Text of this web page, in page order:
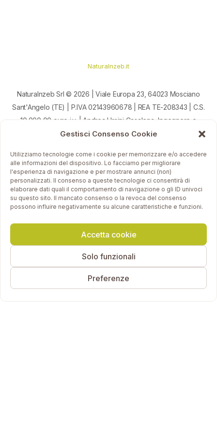
Gestisci Consenso Cookie
Utilizziamo tecnologie come i cookie per memorizzare e/o accedere
alle informazioni del dispositivo. Lo facciamo per migliorare
l'esperienza di navigazione e per mostrare annunci (non)
personalizzati. Il consenso a queste tecnologie ci consentirà di
elaborare dati quali il comportamento di navigazione o gli ID univoci
su questo sito. Il mancato consenso o la revoca del consenso
possono influire negativamente su alcune caratteristiche e funzioni.
Accetta cookie
Solo funzionali
Preferenze
Naturalnzeb.it
Naturalnzeb Srl © 2026 | Viale Europa 23, 64023 Mosciano
Sant'Angelo (TE) | P.IVA 02143960678 | REA TE-208343 | C.S.
10.000,00 euro i.v. | Andrea Ursini Casalena, Ingegnere e
Artigiano
Condizioni e Privacy Policy